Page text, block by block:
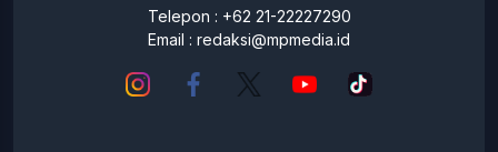
Telepon : +62 21-22227290
Email : redaksi@mpmedia.id